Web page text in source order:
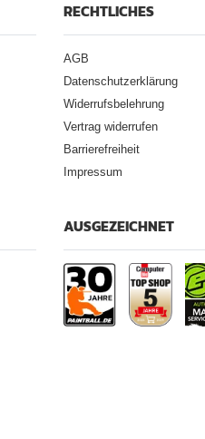
RECHTLICHES
AGB
Datenschutzerklärung
Widerrufsbelehrung
Vertrag widerrufen
Barrierefreiheit
Impressum
AUSGEZEICHNET